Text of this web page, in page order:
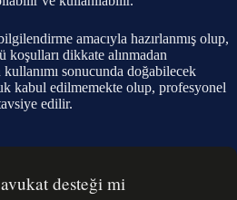
amacıyla hazırlanmış olup,
koşulları dikkate alınmadan
kullanımı sonucunda doğabilecek
kabul edilmemekte olup, profesyonel
edilir.
desteği mi